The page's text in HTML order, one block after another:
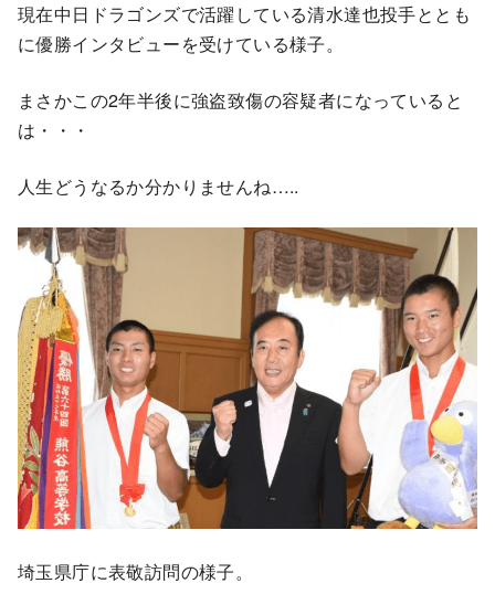
現在中日ドラゴンズで活躍している清水達也投手ととも
に優勝インタビューを受けている様子。
まさかこの2年半後に強盗致傷の容疑者になっていると
は・・・
人生どうなるか分かりませんね…..
埼玉県庁に表敬訪問の様子。